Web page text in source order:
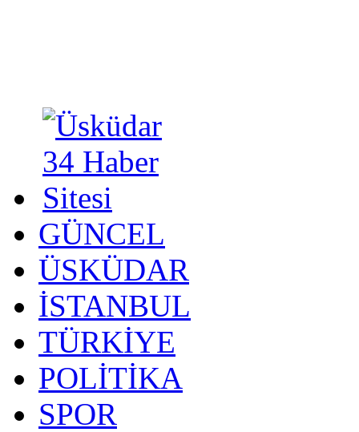
GÜNCEL
ÜSKÜDAR
İSTANBUL
TÜRKİYE
POLİTİKA
SPOR